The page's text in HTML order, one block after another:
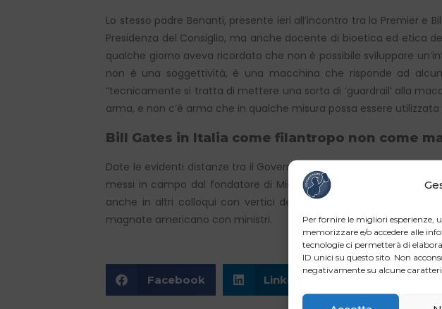
Per fornire le migliori esperienze,
memorizzare e/o accedere alle
tecnologie ci permetterà di
ID unici su questo sito. Non
negativamente su alcune
Lo stesso padre Benanti, presente ieri all’incontro tra la Premier e
Presidenza del Consiglio, ma anche docente di bioetica ed etica
qualche giorno aveva ricordato che non è possibile sviluppare
non è una soggettività, è una macchina che risponde ad
“tecnicamente si tratta di mettere una sorta di ‘guardrail’ alla
arma, e non c’è arma che in qualche misura possa essere
Bill Gates in Italia come filantropo non come
Date le evidenti distanze tra il Governo italiano, contrario alla
messi in campo dal fondatore di Microsoft, Bill Gates, venuto in
anche in altri colloqui con vertici del Governo o dello Stato,
magnate americano con ministri.
Facebook LinkedIn